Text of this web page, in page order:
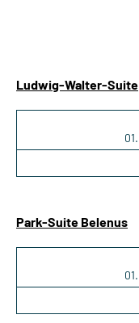
Ludwig-Walter-Suite
Park-Suite Belenus